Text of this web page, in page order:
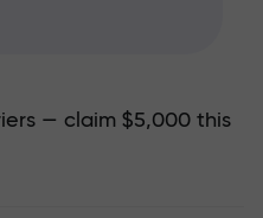
— claim $5,000 this